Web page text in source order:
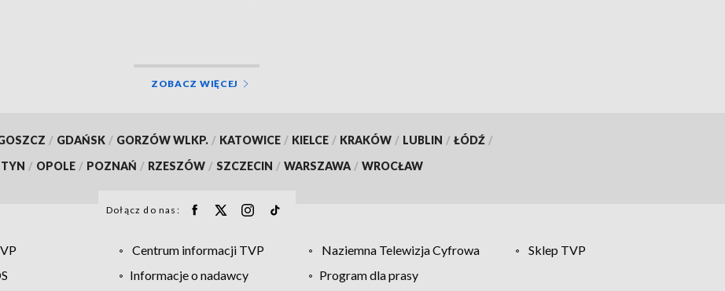
ZOBACZ WIĘCEJ
/ GDAŃSK / GORZÓW WLKP. / KATOWICE / KIELCE / KRAKÓW / LUBLIN / ŁÓDŹ /
/ OPOLE / POZNAŃ / RZESZÓW / SZCZECIN / WARSZAWA / WROCŁAW
Dołącz do nas:
Centrum informacji TVP Naziemna Telewizja Cyfrowa
Sklep TVP
Informacje o nadawcy
Program dla prasy